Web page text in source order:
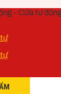
- Cửa tự